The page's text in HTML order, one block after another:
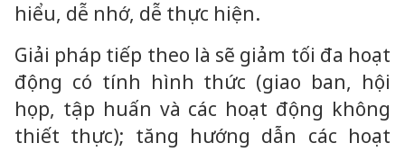
hiểu, dễ nhớ, dễ thực hiện.
Giải pháp tiếp theo là sẽ giảm tối đa hoạt
động có tính hình thức (giao ban, hội
họp, tập huấn và các hoạt động không
thiết thực); tăng hướng dẫn các hoạt